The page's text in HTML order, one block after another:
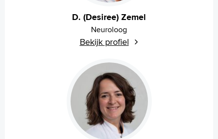
Zoeken
D. (Desiree) Zemel
Neuroloog
Bekijk profiel